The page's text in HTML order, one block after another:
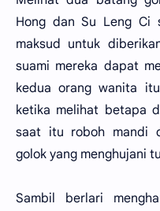
Hong dan Su Leng Ci
maksud untuk
suami mereka dapat
kedua orang wanita
ketika melihat betapa
saat itu roboh mandi
golok yang menghujani
Sambil berlari